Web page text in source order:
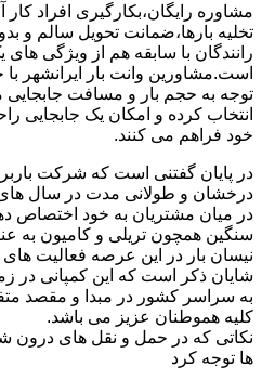
مشاوره رایگان،بکارگیری افراد
تخلیه بارها،ضمانت تحویل سالم و
رانندگان با سابقه هم از ویژگی
است.مشاورین وانت بار ایرانشهر
توجه به حجم بار و مسافت جابجایی
انتخاب کرده و امکان یک جابجایی
خود فراهم می کنند.
در پایان گفتنی است که شرکت
درخشان و طولانی مدت در سال های
در میان مشتریان به خود اختصاص
سنگین همچون تریلی و کامیون به
نیسان بار در این عرصه فعالیت
شایان ذکر است که این کمپانی در
به سراسر کشور در مبدا و مقصد
کلیه هموطنان عزیز می باشد.
نکاتی که در حمل و نقل های درون
ها توجه کرد